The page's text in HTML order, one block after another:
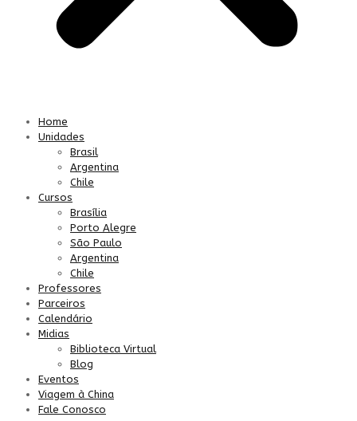
Home
Unidades
Brasil
Argentina
Chile
Cursos
Brasília
Porto Alegre
São Paulo
Argentina
Chile
Professores
Parceiros
Calendário
Midias
Biblioteca Virtual
Blog
Eventos
Viagem à China
Fale Conosco